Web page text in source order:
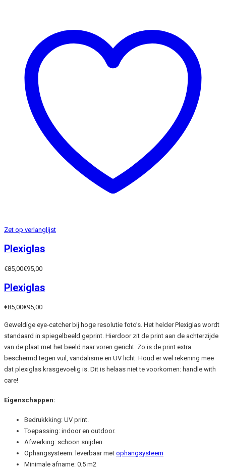
Zet op verlanglijst
Plexiglas
€85,00€95,00
Plexiglas
€85,00€95,00
Geweldige eye-catcher bij hoge resolutie foto’s. Het helder Plexiglas wordt
standaard in spiegelbeeld geprint. Hierdoor zit de print aan de achterzijde
van de plaat met het beeld naar voren gericht. Zo is de print extra
beschermd tegen vuil, vandalisme en UV licht. Houd er wel rekening mee
dat plexiglas krasgevoelig is. Dit is helaas niet te voorkomen: handle with
care!
Eigenschappen:
Bedrukkking: UV print.
Toepassing: indoor en outdoor.
Afwerking: schoon snijden.
Ophangsysteem: leverbaar met ophangsysteem
Minimale afname: 0.5 m2